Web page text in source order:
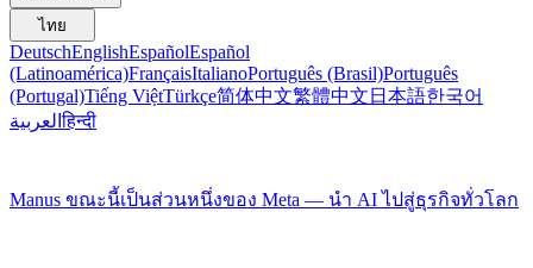
ไทย
DeutschEnglishEspañolEspañol
(Latinoamérica)FrançaisItalianoPortuguês (Brasil)Português
(Portugal)Tiếng ViệtTürkçe简体中文繁體中文 日本語한국어
العربيةहिन्दी
Manus ขณะนี้เป็นส่วนหนึ่งของ Meta — นำ AI ไปสู่ธุรกิจทั่วโลก